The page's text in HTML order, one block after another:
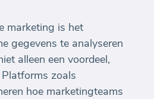
marketing is het
gegevens te analyseren
alleen een voordeel,
zoals
hoe marketingteams